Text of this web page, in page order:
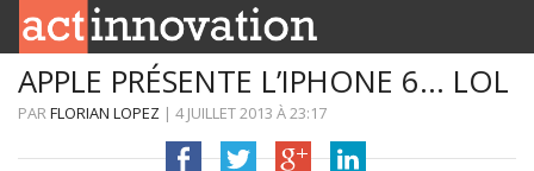
RUBRIQUES
APPLE PRÉSENTE L’IPHONE 6… LOL
PARFLORIAN LOPEZ | 4 JUILLET 2013 À23:17